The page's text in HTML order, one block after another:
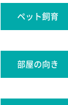
ペット飼育
部屋の向き